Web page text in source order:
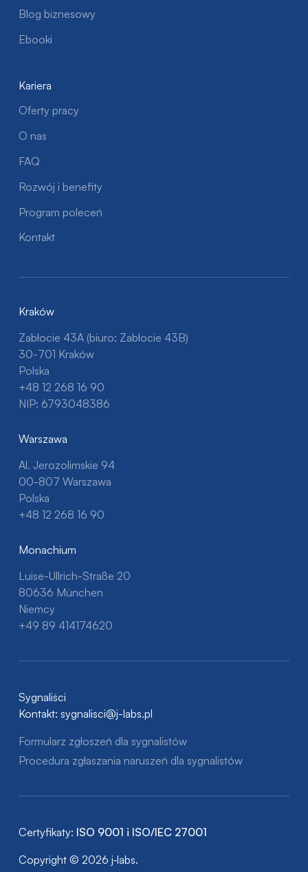
Blog biznesowy
Ebooki
Kariera
Oferty pracy
O nas
FAQ
Rozwój i benefity
Program poleceń
Kontakt
Kraków
Zabłocie 43A (biuro: Zabłocie 43B)
30-701 Kraków
Polska
+48 12 268 16 90
NIP: 6793048386
Warszawa
Al. Jerozolimskie 94
00-807 Warszawa
Polska
+48 12 268 16 90
Monachium
Luise-Ullrich-Straße 20
80636 München
Niemcy
+49 89 414174620
Sygnaliści
Kontakt: sygnalisci@j-labs.pl
Formularz zgłoszeń dla sygnalistów
Procedura zgłaszania naruszeń dla sygnalistów
Certyfikaty: ISO 9001 i ISO/IEC 27001
Copyright © 2026 j‑labs.